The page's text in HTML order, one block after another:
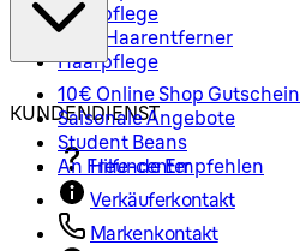
Hautpflege
Mini-Haarentferner
Haarpflege
10€ Online Shop Gutschein
Saisonale Angebote
Student Beans
An Freunde Empfehlen
KUNDENDIENST
Hilfe-center
Verkäuferkontakt
Markenkontakt